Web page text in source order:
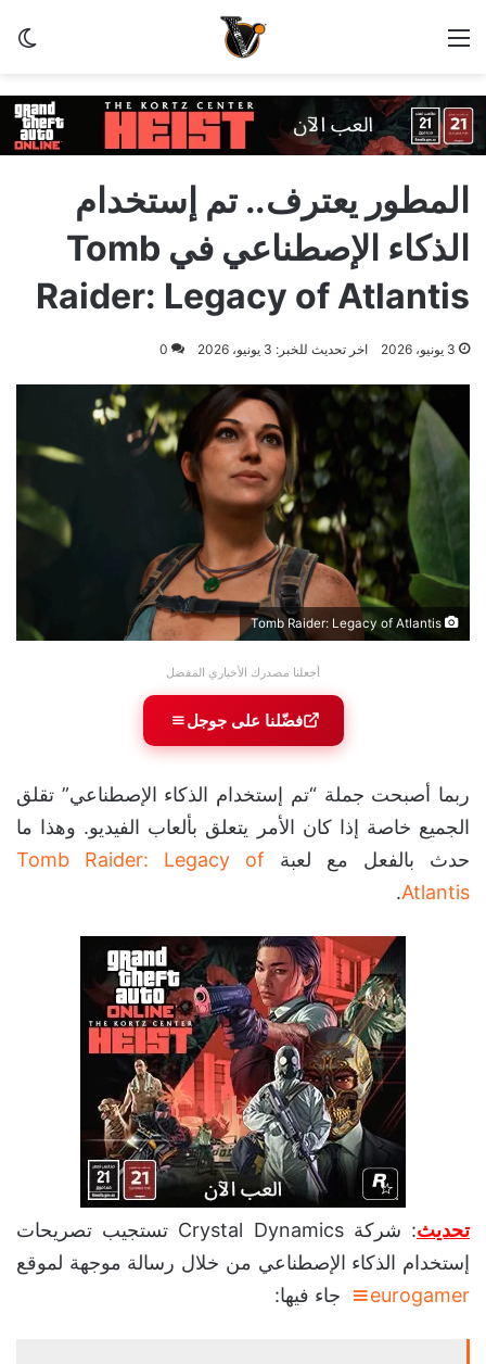
المطور يعترف.. تم إستخدام
الذكاء الإصطناعي في Tomb
Raider: Legacy of Atlantis
3 يونيو، 2026 اخر تحديث للخبر: 3 يونيو، 2026 0
أجعلنا مصدرك الأخباري المفضل
فضّلنا على جوجل
ربما أصبحت جملة “تم إستخدام الذكاء الإصطناعي” تقلق
الجميع خاصة إذا كان الأمر يتعلق بألعاب الفيديو. وهذا ما
حدث بالفعل مع لعبة Tomb Raider: Legacy of
Atlantis
.
تحديث
: شركة Crystal Dynamics تستجيب تصريحات
إستخدام الذكاء الإصطناعي من خلال رسالة موجهة لموقع
eurogamer
جاء فيها: